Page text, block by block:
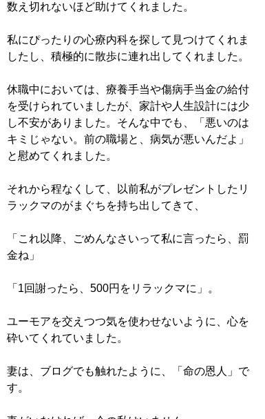
数え切れないほど助けてくれました。
私にぴったりの心療内科を探して見つけてくれま
したし、積極的に散歩に連れ出してくれました。
休職中においては、療養手当や傷病手当金の給付
を受けられていましたが、家計や人生設計には少
し不安がありました。そんな中でも、「悪いのは
キミじゃない。前の職場と、病気が悪いんだよ」
と慰めてくれました。
それから程なくして、以前私がプレゼントしたリ
ラックマのがまぐちを持ち出してきて、
「これ以降、ごめんなさいって私に言ったら、罰
金ね」
「1回謝ったら、500円をリラックマに」。
ユーモアを交えつつ気を使わせないように、心を
砕いてくれていました。
妻は、ブログでも触れたように、「命の恩人」で
す。